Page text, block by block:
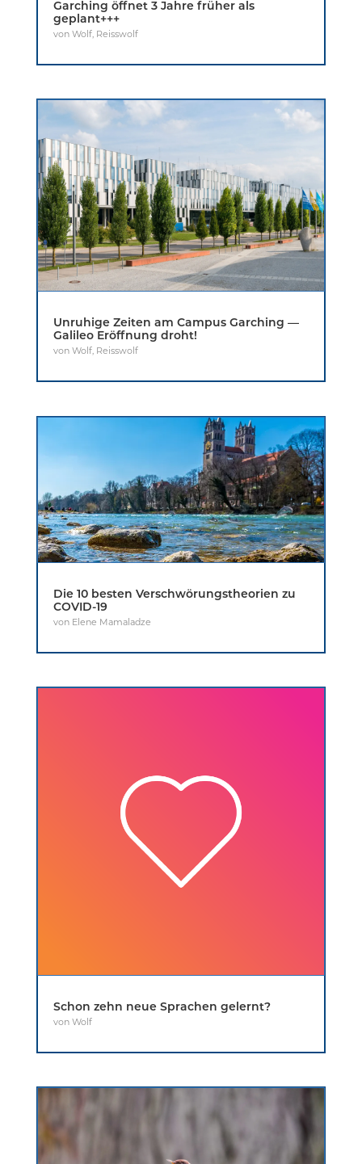
Garching öffnet 3 Jahre früher als
geplant+++
von Wolf, Reisswolf
Unruhige Zeiten am Campus Garching —
Galileo Eröffnung droht!
von Wolf, Reisswolf
Die 10 besten Verschwörungstheorien zu
COVID-19
von Elene Mamaladze
Schon zehn neue Sprachen gelernt?
von Wolf